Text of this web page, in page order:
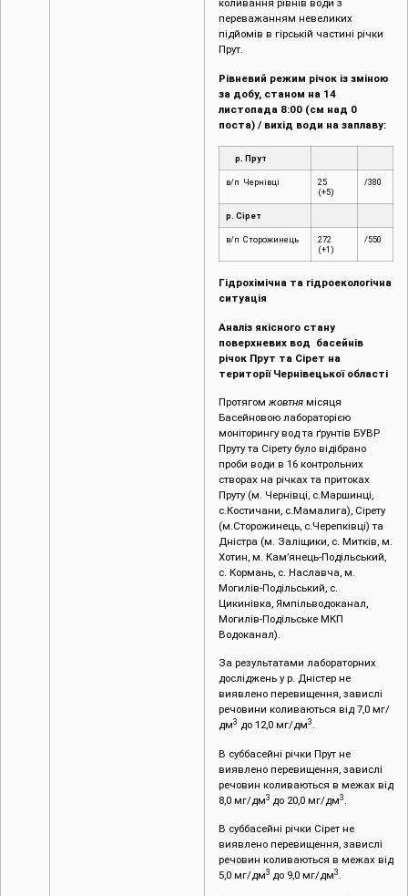
коливання рівнів води з
переважанням невеликих
підйомів в гірській частині річки
Прут.
Рівневий режим річок із зміною
за добу, станом на 14
листопада 8:00 (см над 0
поста) / вихід води на заплаву:
р. Прут
в/п Чернівці
25
(+5)
/380
р. Сірет
в/п Сторожинець
272
(+1)
/550
Гідрохімічна та гідроекологічна
ситуація
Аналіз якісного стану
поверхневих вод басейнів
річок Прут та Сірет на
території Чернівецької області
Протягомжовтня місяця
Басейновою лабораторією
моніторингу вод та ґрунтів БУВР
Пруту та Сірету було відібрано
проби води в 16 контрольних
створах на річках та притоках
Пруту (м. Чернівці, c.Маршинці,
с.Костичани, с.Мамалига), Сірету
(м.Сторожинець, с.Черепківці) та
Дністра (м. Заліщики, с. Митків, м.
Хотин, м. Кам’янець-Подільський,
с. Кормань, с. Наславча, м.
Могилів-Подільський, с.
Цикинівка, Ямпільводоканал,
Могилів-Подільське МКП
Водоканал).
За результатами лабораторних
досліджень у р. Дністер не
виявлено перевищення, завислі
речовини коливаються від 7,0 мг/
дм3 до 12,0 мг/дм3 .
В суббасейні річки Прут не
виявлено перевищення, завислі
речовин коливаються в межах від
8,0 мг/дм3 до 20,0 мг/дм3 .
В суббасейні річки Сірет не
виявлено перевищення, завислі
речовин коливаються в межах від
5,0 мг/дм3 до 9,0 мг/дм3 .